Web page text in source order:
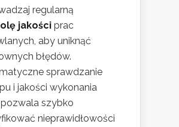
regularną
jakości prac
aby uniknąć
błędów.
sprawdzanie
i jakości wykonania
szybko
nieprawidłowości